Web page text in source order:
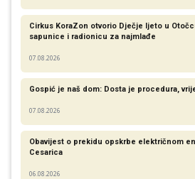
Cirkus KoraZon otvorio Dječje ljeto u
sapunice i radionicu za najmlađe
07.08.2026
Gospić je naš dom: Dosta je procedura,
07.08.2026
Obavijest o prekidu opskrbe električnom
Cesarica
06.08.2026